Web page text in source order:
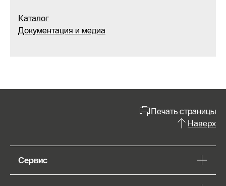
Каталог
Документация и медиа
Печать страницы
Наверх
Сервис